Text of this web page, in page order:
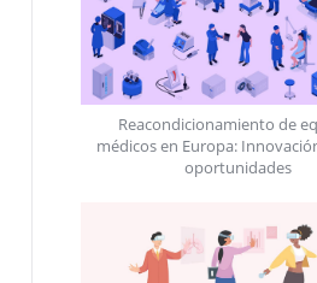
Reacondicionamiento de
médicos en Europa:
oportunidades